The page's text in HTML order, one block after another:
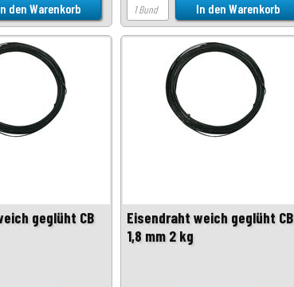
geglüht CB
Eisendraht weich geglüht CB
1,8 mm 2 kg